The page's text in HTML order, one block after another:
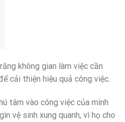
không gian làm việc cần
cải thiện hiệu quả công việc.
tâm vào công việc của mình
vệ sinh xung quanh, vì họ cho